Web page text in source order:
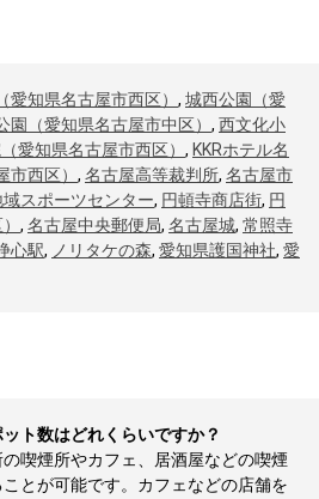
愛知県名古屋市西区） , 城西公園（愛
園（愛知県名古屋市中区） , 西文化小
愛知県名古屋市西区） , KKRホテル名
市西区） , 名古屋高等裁判所, 名古屋市
スポーツセンター, 円頓寺商店街, 円
, 名古屋中央郵便局, 名古屋城, 常照寺
心駅, ノリタケの森, 愛知県護国神社, 愛
ト数はどれくらいですか？
喫煙所やカフェ、居酒屋などの喫煙
とが可能です。カフェなどの店舗を